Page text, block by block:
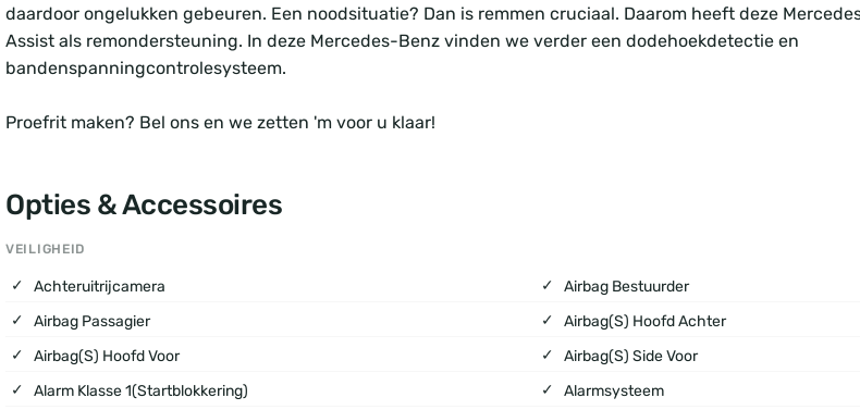
daardoor ongelukken gebeuren. Een noodsituatie? Dan is remmen cruciaal. Daarom heeft deze
Assist als remondersteuning. In deze Mercedes-Benz vinden we verder een dodehoekdetectie en
bandenspanningcontrolesysteem.
Proefrit maken? Bel ons en we zetten 'm voor u klaar!
Opties & Accessoires
VEILIGHEID
Achteruitrijcamera
Airbag Bestuurder
Airbag Passagier
Airbag(s) Hoofd Achter
Airbag(s) Hoofd Voor
Airbag(s) Side Voor
Alarm Klasse 1(startblokkering)
Alarmsysteem